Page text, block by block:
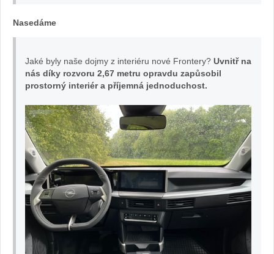
Nasedáme
Jaké byly naše dojmy z interiéru nové Frontery? Uvnitř na
nás díky rozvoru 2,67 metru opravdu zapůsobil
prostorný interiér a příjemná jednoduchost.